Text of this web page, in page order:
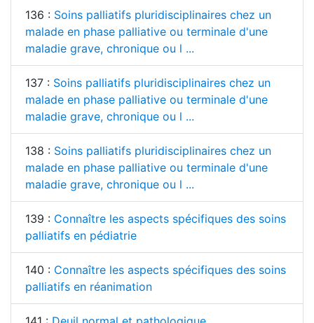
136 : Soins palliatifs pluridisciplinaires chez un
malade en phase palliative ou terminale d'une
maladie grave, chronique ou l ...
137 : Soins palliatifs pluridisciplinaires chez un
malade en phase palliative ou terminale d'une
maladie grave, chronique ou l ...
138 : Soins palliatifs pluridisciplinaires chez un
malade en phase palliative ou terminale d'une
maladie grave, chronique ou l ...
139 : Connaître les aspects spécifiques des soins
palliatifs en pédiatrie
140 : Connaître les aspects spécifiques des soins
palliatifs en réanimation